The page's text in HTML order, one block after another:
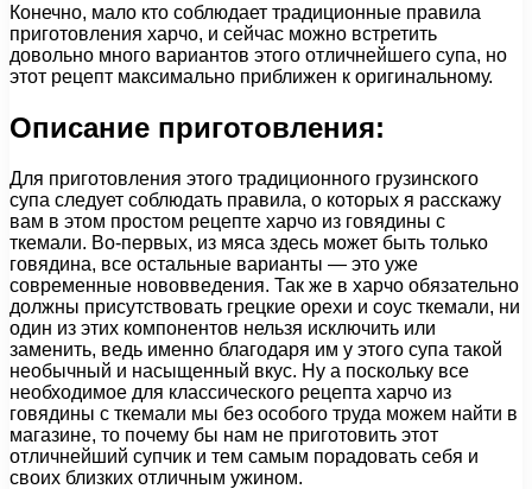
Конечно, мало кто соблюдает традиционные правила
приготовления харчо, и сейчас можно встретить
довольно много вариантов этого отличнейшего супа, но
этот рецепт максимально приближен к оригинальному.
Описание приготовления:
Для приготовления этого традиционного грузинского
супа следует соблюдать правила, о которых я расскажу
вам в этом простом рецепте харчо из говядины с
ткемали. Во-первых, из мяса здесь может быть только
говядина, все остальные варианты — это уже
современные нововведения. Так же в харчо обязательно
должны присутствовать грецкие орехи и соус ткемали, ни
один из этих компонентов нельзя исключить или
заменить, ведь именно благодаря им у этого супа такой
необычный и насыщенный вкус. Ну а поскольку все
необходимое для классического рецепта харчо из
говядины с ткемали мы без особого труда можем найти в
магазине, то почему бы нам не приготовить этот
отличнейший супчик и тем самым порадовать себя и
своих близких отличным ужином.